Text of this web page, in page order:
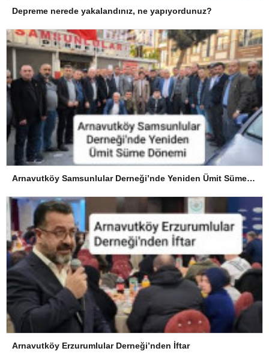
Depreme nerede yakalandınız, ne yapıyordunuz?
Arnavutköy Samsunlular Derneği’nde Yeniden Ümit Süme Dönemi
Arnavutköy Erzurumlular Derneği’nden İftar